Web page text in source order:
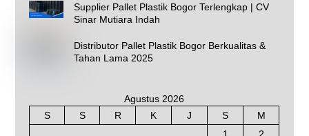
Supplier Pallet Plastik Bogor Terlengkap | CV
Sinar Mutiara Indah
Distributor Pallet Plastik Bogor Berkualitas &
Tahan Lama 2025
Agustus 2026
S
S R K J S
M
1
2